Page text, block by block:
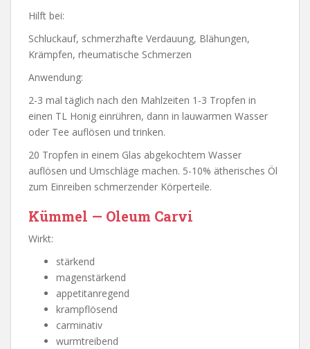
Hilft bei:
Schluckauf, schmerzhafte Verdauung, Blähungen,
Krämpfen, rheumatische Schmerzen
Anwendung:
2-3 mal täglich nach den Mahlzeiten 1-3 Tropfen in
einen TL Honig einrühren, dann in lauwarmen Wasser
oder Tee auflösen und trinken.
20 Tropfen in einem Glas abgekochtem Wasser
auflösen und Umschläge machen. 5-10% ätherisches Öl
zum Einreiben schmerzender Körperteile.
Kümmel — Oleum Carvi
Wirkt:
stärkend
magenstärkend
appetitanregend
krampflösend
carminativ
wurmtreibend